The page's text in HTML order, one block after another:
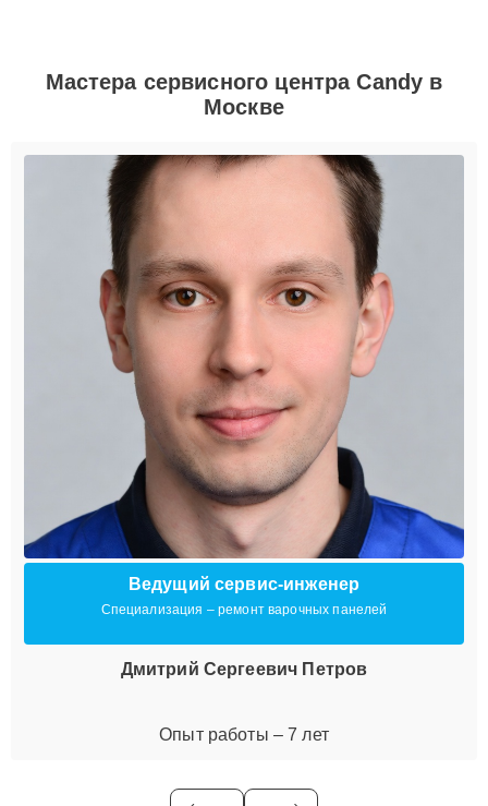
Мастера сервисного центра Candy в
Москве
Ведущий сервис-инженер
Специализация – ремонт варочных панелей
Дмитрий Сергеевич Петров
Опыт работы – 7 лет